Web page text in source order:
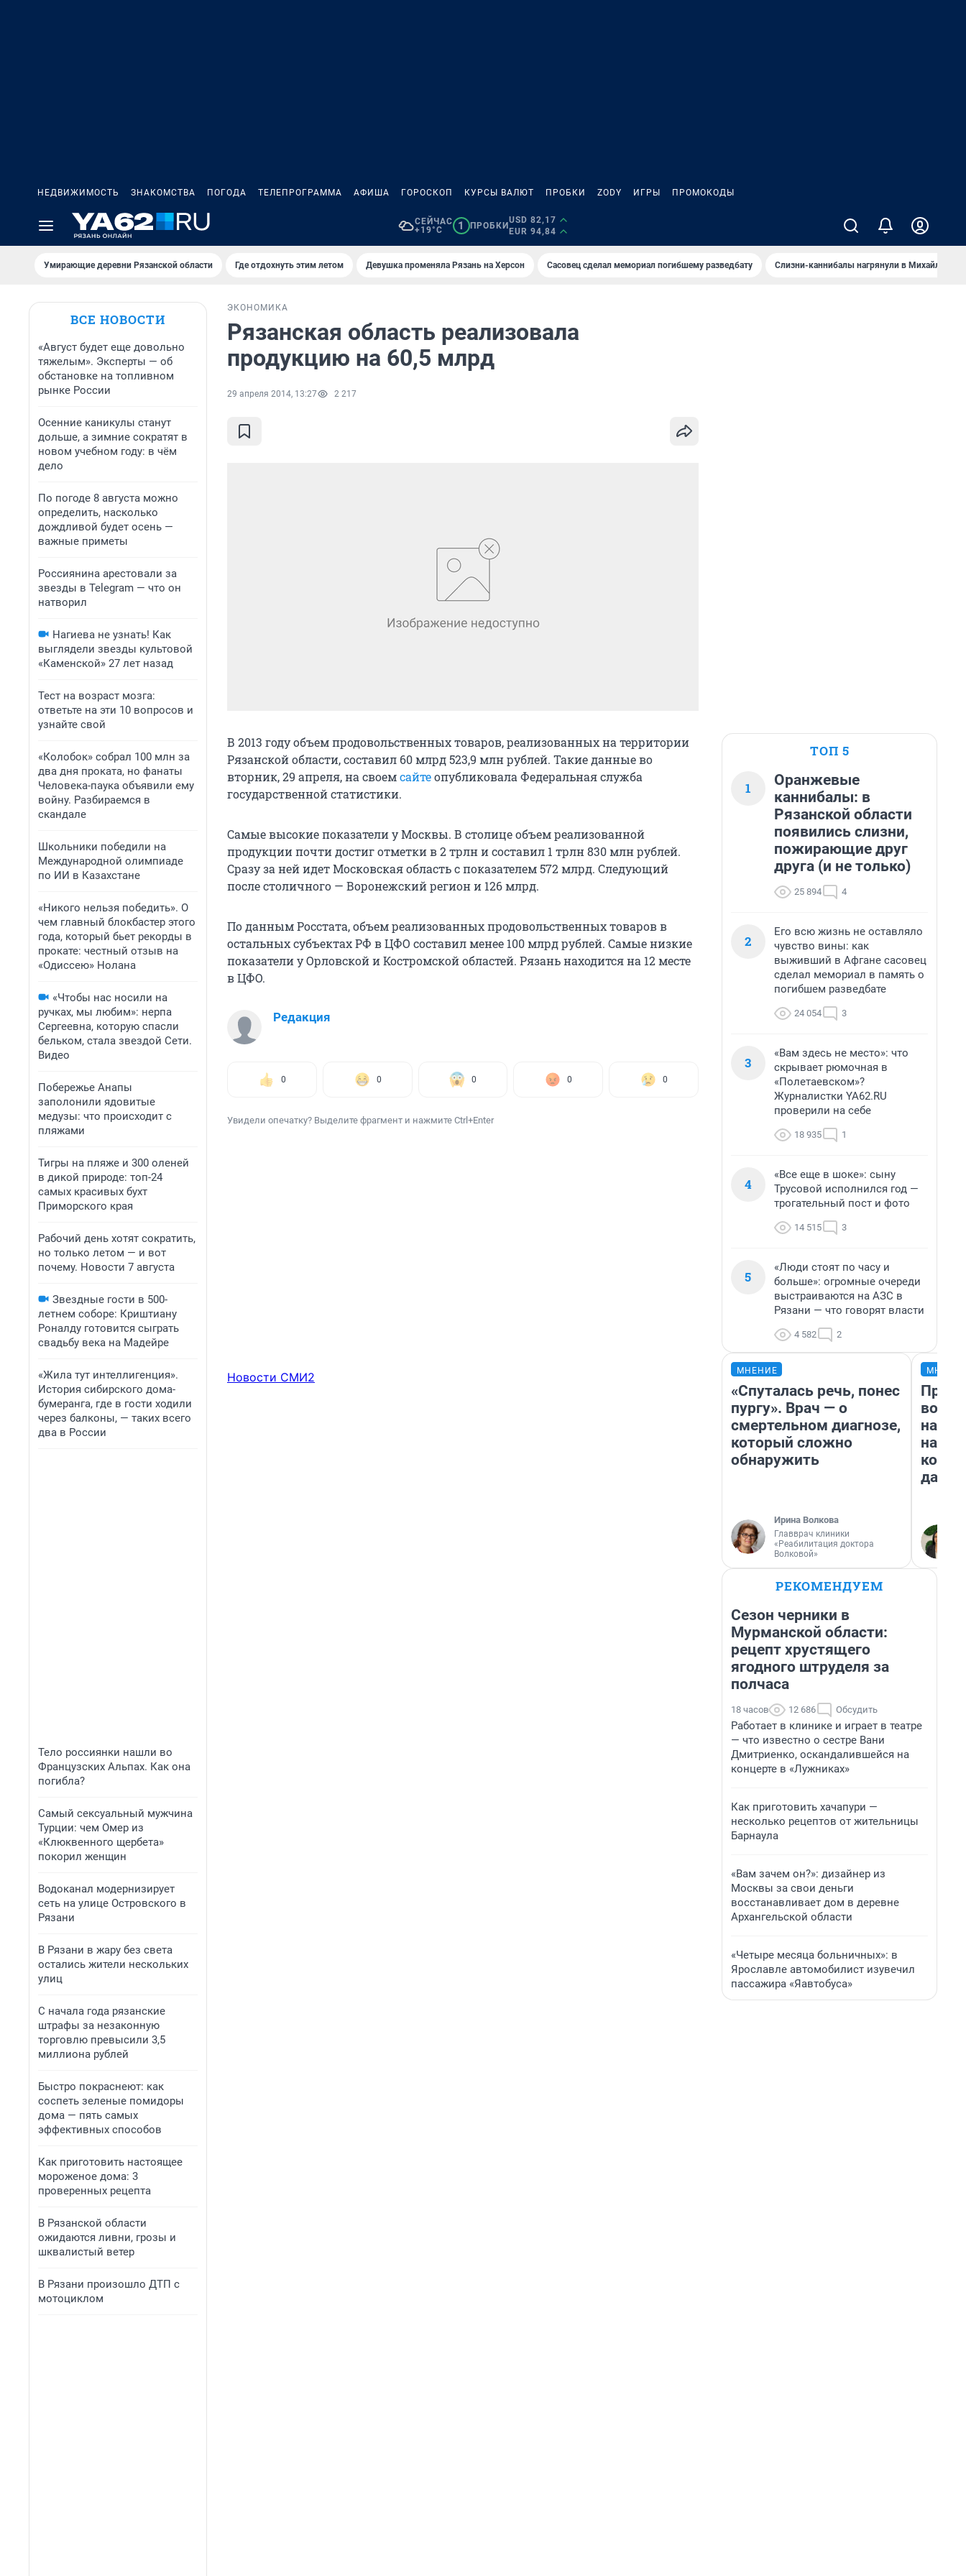
НЕДВИЖИМОСТЬ ЗНАКОМСТВА ПОГОДА ТЕЛЕПРОГРАММА АФИША ГОРОСКОП КУРСЫ ВАЛЮТ ПРОБКИ ZODY ИГРЫ ПРОМОКОДЫ
СЕЙЧАС
+19°C
1 ПРОБКИ
USD 82,17
EUR 94,84
Умирающие деревни Рязанской области Где отдохнуть этим летом Девушка променяла Рязань на Херсон Сасовец сделал мемориал погибшему разведбату Слизни-каннибалы нагрянули в Михайлов
ВСЕ НОВОСТИ
«Август будет еще довольно
тяжелым». Эксперты — об
обстановке на топливном
рынке России
Осенние каникулы станут
дольше, а зимние сократят в
новом учебном году: в чём
дело
По погоде 8 августа можно
определить, насколько
дождливой будет осень —
важные приметы
Россиянина арестовали за
звезды в Telegram — что он
натворил
Нагиева не узнать! Как
выглядели звезды культовой
«Каменской» 27 лет назад
Тест на возраст мозга:
ответьте на эти 10 вопросов и
узнайте свой
«Колобок» собрал 100 млн за
два дня проката, но фанаты
Человека-паука объявили ему
войну. Разбираемся в
скандале
Школьники победили на
Международной олимпиаде
по ИИ в Казахстане
«Никого нельзя победить». О
чем главный блокбастер этого
года, который бьет рекорды в
прокате: честный отзыв на
«Одиссею» Нолана
«Чтобы нас носили на
ручках, мы любим»: нерпа
Сергеевна, которую спасли
бельком, стала звездой Сети.
Видео
Побережье Анапы
заполонили ядовитые
медузы: что происходит с
пляжами
Тигры на пляже и 300 оленей
в дикой природе: топ-24
самых красивых бухт
Приморского края
Рабочий день хотят сократить,
но только летом — и вот
почему. Новости 7 августа
Звездные гости в 500-
летнем соборе: Криштиану
Роналду готовится сыграть
свадьбу века на Мадейре
«Жила тут интеллигенция».
История сибирского дома-
бумеранга, где в гости ходили
через балконы, — таких всего
два в России
Тело россиянки нашли во
Французских Альпах. Как она
погибла?
Самый сексуальный мужчина
Турции: чем Омер из
«Клюквенного щербета»
покорил женщин
Водоканал модернизирует
сеть на улице Островского в
Рязани
В Рязани в жару без света
остались жители нескольких
улиц
С начала года рязанские
штрафы за незаконную
торговлю превысили 3,5
миллиона рублей
Быстро покраснеют: как
соспеть зеленые помидоры
дома — пять самых
эффективных способов
Как приготовить настоящее
мороженое дома: 3
проверенных рецепта
В Рязанской области
ожидаются ливни, грозы и
шквалистый ветер
В Рязани произошло ДТП с
мотоциклом
ЭКОНОМИКА
Рязанская область реализовала
продукцию на 60,5 млрд
29 апреля 2014, 13:27 2 217
В 2013 году объем продовольственных товаров, реализованных на территории
Рязанской области, составил 60 млрд 523,9 млн рублей. Такие данные во
вторник, 29 апреля, на своемсайтеопубликовала Федеральная служба
государственной статистики.
Самые высокие показатели у Москвы. В столице объем реализованной
продукции почти достиг отметки в 2 трлн и составил 1 трлн 830 млн рублей.
Сразу за ней идет Московская область с показателем 572 млрд. Следующий
после столичного — Воронежский регион и 126 млрд.
По данным Росстата, объем реализованных продовольственных товаров в
остальных субъектах РФ в ЦФО составил менее 100 млрд рублей. Самые низкие
показатели у Орловской и Костромской областей. Рязань находится на 12 месте
в ЦФО.
Редакция
0 0 0 0 0
Увидели опечатку? Выделите фрагмент и нажмите Ctrl+Enter
Новости СМИ2
ТОП 5
1
Оранжевые
каннибалы: в
Рязанской области
появились слизни,
пожирающие друг
друга (и не только)
25 894 4
2
Его всю жизнь не оставляло
чувство вины: как
выживший в Афгане сасовец
сделал мемориал в память о
погибшем разведбате
24 054 3
3
«Вам здесь не место»: что
скрывает рюмочная в
«Полетаевском»?
Журналистки YA62.RU
проверили на себе
18 935 1
4
«Все еще в шоке»: сыну
Трусовой исполнился год —
трогательный пост и фото
14 515 3
5
«Люди стоят по часу и
больше»: огромные очереди
выстраиваются на АЗС в
Рязани — что говорят власти
4 582 2
МНЕНИЕ
«Спуталась речь, понес
пургу». Врач — о
смертельном диагнозе,
который сложно
обнаружить
Ирина Волкова
Главврач клиники
«Реабилитация доктора
Волковой»
нам
даже
РЕКОМЕНДУЕМ
Сезон черники в
Мурманской области:
рецепт хрустящего
ягодного штруделя за
полчаса
18 часов 12 686 Обсудить
Работает в клинике и играет в театре
— что известно о сестре Вани
Дмитриенко, оскандалившейся на
концерте в «Лужниках»
Как приготовить хачапури —
несколько рецептов от жительницы
Барнаула
«Вам зачем он?»: дизайнер из
Москвы за свои деньги
восстанавливает дом в деревне
Архангельской области
«Четыре месяца больничных»: в
Ярославле автомобилист изувечил
пассажира «Яавтобуса»